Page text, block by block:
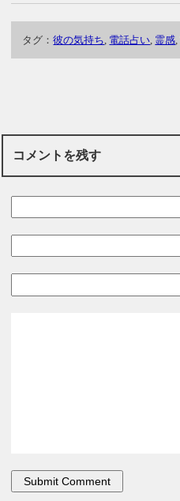
タグ：彼の気持ち, 電話占い, 霊感,
コメントを残す